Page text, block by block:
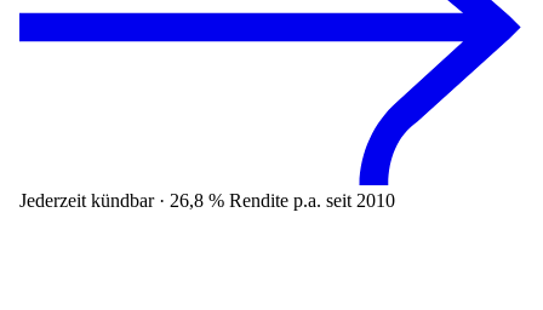
Jederzeit kündbar · 26,8 % Rendite p.a. seit 2010